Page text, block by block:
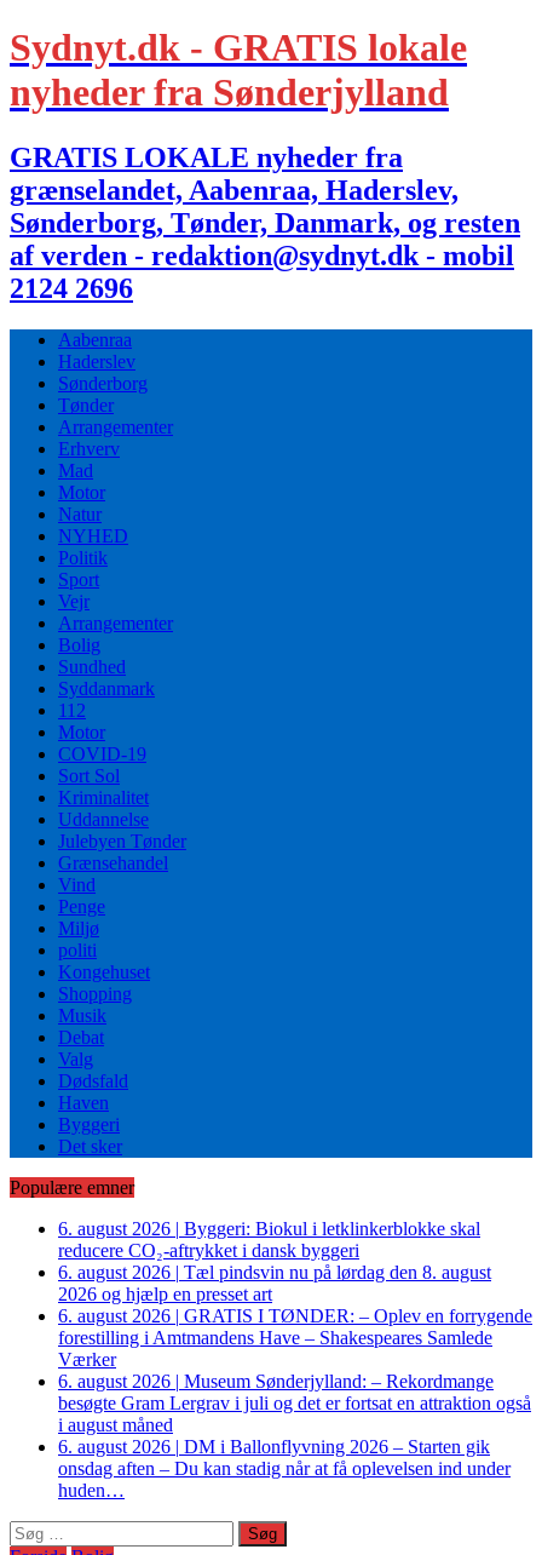
Sydnyt.dk - GRATIS lokale
nyheder fra Sønderjylland
GRATIS LOKALE nyheder fra
grænselandet, Aabenraa, Haderslev,
Sønderborg, Tønder, Danmark, og resten
af verden - redaktion@sydnyt.dk - mobil
2124 2696
Aabenraa
Haderslev
Sønderborg
Tønder
Arrangementer
Erhverv
Mad
Motor
Natur
NYHED
Politik
Sport
Vejr
Arrangementer
Bolig
Sundhed
Syddanmark
112
Motor
COVID-19
Sort Sol
Kriminalitet
Uddannelse
Julebyen Tønder
Grænsehandel
Vind
Penge
Miljø
politi
Kongehuset
Shopping
Musik
Debat
Valg
Dødsfald
Haven
Byggeri
Det sker
Populære emner
6. august 2026 | Byggeri: Biokul i letklinkerblokke skal
reducere CO₂-aftrykket i dansk byggeri
6. august 2026 | Tæl pindsvin nu på lørdag den 8. august
2026 og hjælp en presset art
6. august 2026 | GRATIS I TØNDER: – Oplev en forrygende
forestilling i Amtmandens Have – Shakespeares Samlede
Værker
6. august 2026 | Museum Sønderjylland: – Rekordmange
besøgte Gram Lergrav i juli og det er fortsat en attraktion også
i august måned
6. august 2026 | DM i Ballonflyvning 2026 – Starten gik
onsdag aften – Du kan stadig når at få oplevelsen ind under
huden…
Søg